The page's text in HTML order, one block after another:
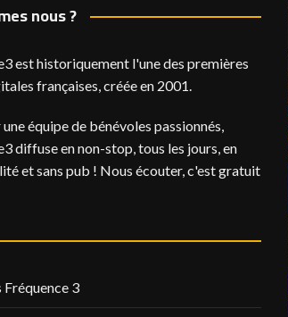
nous ?
est historiquement l'une des premières
françaises, créée en 2001.
équipe de bénévoles passionnés,
diffuse en non-stop, tous les jours, en
et sans pub ! Nous écouter, c'est gratuit
Fréquence 3